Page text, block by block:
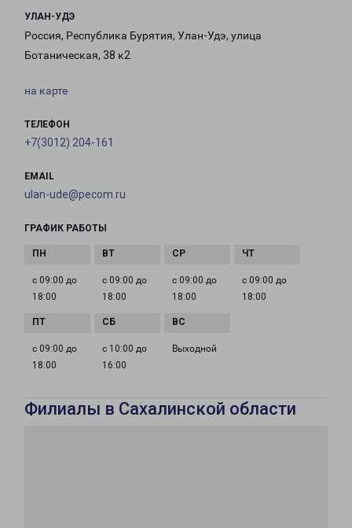
УЛАН-УДЭ
Россия, Республика Бурятия, Улан-Удэ, улица
Ботаническая, 38 к2
на карте
ТЕЛЕФОН
+7(3012) 204-161
EMAIL
ulan-ude@pecom.ru
ГРАФИК РАБОТЫ
с 09:00 до
18:00
с 09:00 до
18:00
с 09:00 до
18:00
с 09:00 до
18:00
с 09:00 до
18:00
с 10:00 до
16:00
Выходной
Филиалы в Сахалинской области